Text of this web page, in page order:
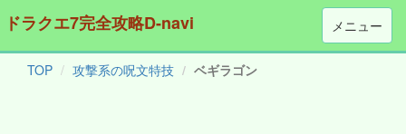
メニュー
ドラクエ7完全攻略D-navi
TOP 攻撃系の呪文特技 ベギラゴン